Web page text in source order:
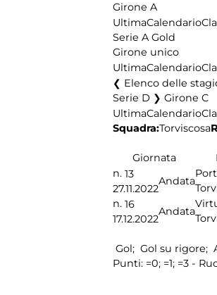
Girone A
UltimaCalendario
Serie A Gold
Girone unico
UltimaCalendario
Elenco delle
Serie D ❯ Girone C
UltimaCalendario
Squadra:Torviscosa
Giornata
n. 13
27.11.2022
Andata
n. 16
17.12.2022
Andata
Gol; Gol su rigore;
Punti: =0; =1; =3 -